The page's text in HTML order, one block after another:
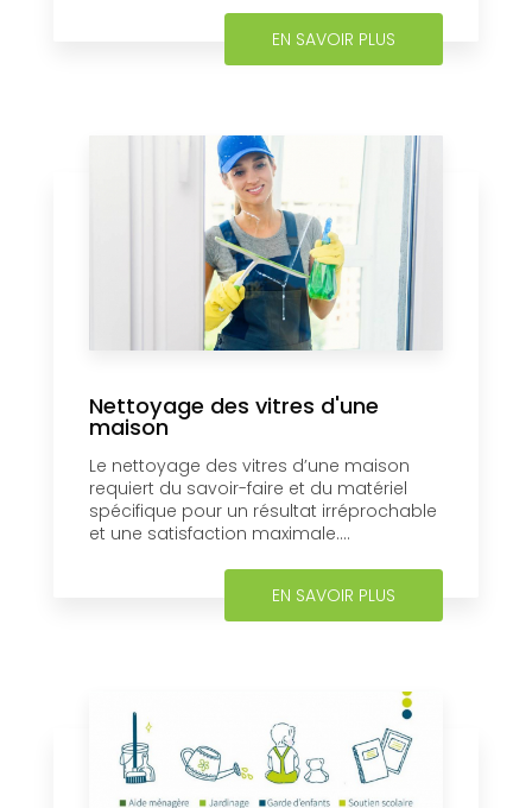
EN SAVOIR PLUS
Nettoyage des vitres d'une
maison
Le nettoyage des vitres d’une maison
requiert du savoir-faire et du matériel
spécifique pour un résultat irréprochable
et une satisfaction maximale....
EN SAVOIR PLUS